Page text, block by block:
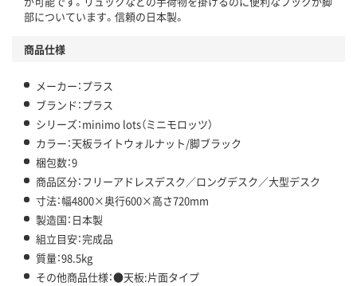
部についています。信頼の日本製。
商品仕様
メーカー：プラス
ブランド：プラス
シリーズ：minimo lots（ミニモロッツ）
カラー：天板ライトウォルナット/脚ブラック
梱包数：9
商品区分：フリーアドレスデスク／ロングデスク／大型デスク
寸法：幅4800×奥行600×高さ720mm
製造国：日本製
組立目安：完成品
質量：98.5kg
その他商品仕様：●天板:片面タイプ